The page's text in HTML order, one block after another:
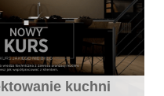
kuchni